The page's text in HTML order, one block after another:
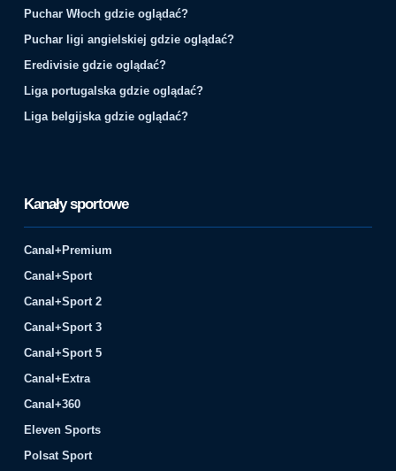
Puchar Włoch gdzie oglądać?
Puchar ligi angielskiej gdzie oglądać?
Eredivisie gdzie oglądać?
Liga portugalska gdzie oglądać?
Liga belgijska gdzie oglądać?
Kanały sportowe
Canal+Premium
Canal+Sport
Canal+Sport 2
Canal+Sport 3
Canal+Sport 5
Canal+Extra
Canal+360
Eleven Sports
Polsat Sport